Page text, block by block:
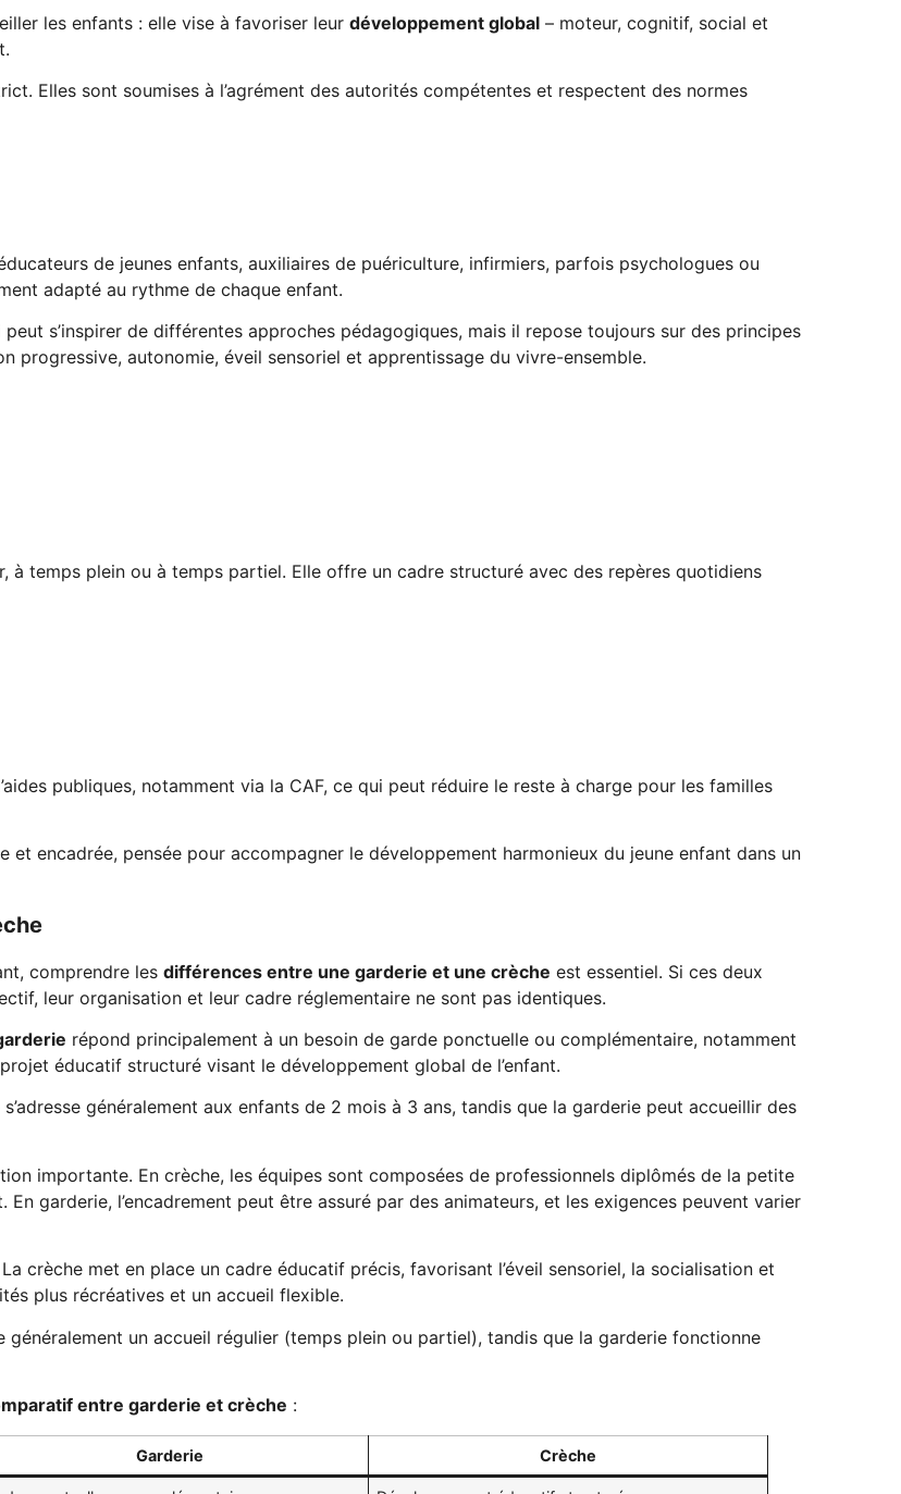
les enfants : elle vise à favoriser leur développement global – moteur, cognitif, social et
Elles sont soumises à l’agrément des autorités compétentes et respectent des normes
de jeunes enfants, auxiliaires de puériculture, infirmiers, parfois psychologues ou
adapté au rythme de chaque enfant.
s’inspirer de différentes approches pédagogiques, mais il repose toujours sur des principes
progressive, autonomie, éveil sensoriel et apprentissage du vivre-ensemble.
à temps plein ou à temps partiel. Elle offre un cadre structuré avec des repères quotidiens
publiques, notamment via la CAF, ce qui peut réduire le reste à charge pour les familles
et encadrée, pensée pour accompagner le développement harmonieux du jeune enfant dans un
comprendre les différences entre une garderie et une crèche est essentiel. Si ces deux
leur organisation et leur cadre réglementaire ne sont pas identiques.
répond principalement à un besoin de garde ponctuelle ou complémentaire, notamment
éducatif structuré visant le développement global de l’enfant.
généralement aux enfants de 2 mois à 3 ans, tandis que la garderie peut accueillir des
importante. En crèche, les équipes sont composées de professionnels diplômés de la petite
garderie, l’encadrement peut être assuré par des animateurs, et les exigences peuvent varier
crèche met en place un cadre éducatif précis, favorisant l’éveil sensoriel, la socialisation et
plus récréatives et un accueil flexible.
généralement un accueil régulier (temps plein ou partiel), tandis que la garderie fonctionne
entre garderie et crèche :
Garderie Crèche